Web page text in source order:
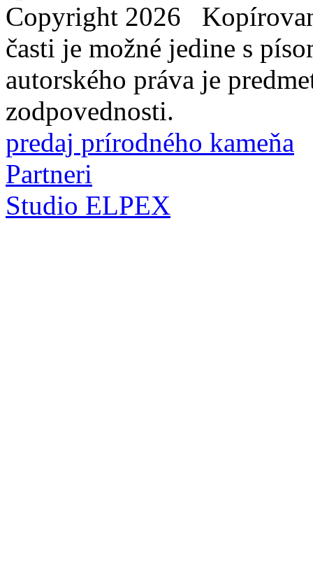
Copyright 2026
časti je možné jedine s
autorského práva je
zodpovednosti.
predaj prírodného kameňa
Partneri
Studio ELPEX